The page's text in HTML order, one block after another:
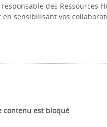
des Ressources
sensibilisant vos
contenu est bloqué